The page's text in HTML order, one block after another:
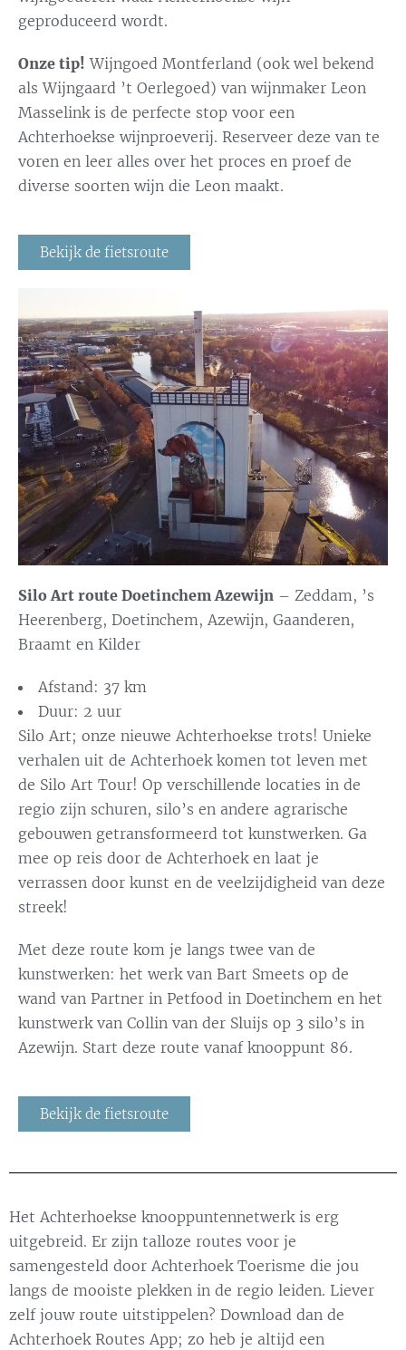
geproduceerd wordt.
Onze tip! Wijngoed Montferland (ook wel bekend
alsWijngaard ’t Oerlegoed) van wijnmaker Leon
Masselink is de perfecte stop voor een
Achterhoekse wijnproeverij. Reserveer deze van te
voren en leer alles over het proces en proef de
diverse soorten wijn die Leon maakt.
Bekijk de fietsroute
Silo Art route Doetinchem Azewijn – Zeddam, ’s
Heerenberg, Doetinchem, Azewijn, Gaanderen,
Braamt en Kilder
Afstand: 37 km
Duur: 2 uur
Silo Art; onze nieuwe Achterhoekse trots! Unieke
verhalen uit de Achterhoek komen tot leven met
de Silo Art Tour! Op verschillende locaties in de
regio zijn schuren, silo’s en andere agrarische
gebouwen getransformeerd tot kunstwerken. Ga
mee op reis door de Achterhoek en laat je
verrassen door kunst en de veelzijdigheid van deze
streek!
Met deze route kom je langs twee van de
kunstwerken: het werk van Bart Smeets op de
wand van Partner in Petfood in Doetinchem en het
kunstwerk van Collin van der Sluijs op 3 silo’s in
Azewijn. Start deze route vanaf knooppunt 86.
Bekijk de fietsroute
Het Achterhoekse knooppuntennetwerk is erg
uitgebreid. Er zijn talloze routes voor je
samengesteld door Achterhoek Toerisme die jou
langs de mooiste plekken in de regio leiden. Liever
zelf jouw route uitstippelen? Download dan de
Achterhoek Routes App; zo heb je altijd een